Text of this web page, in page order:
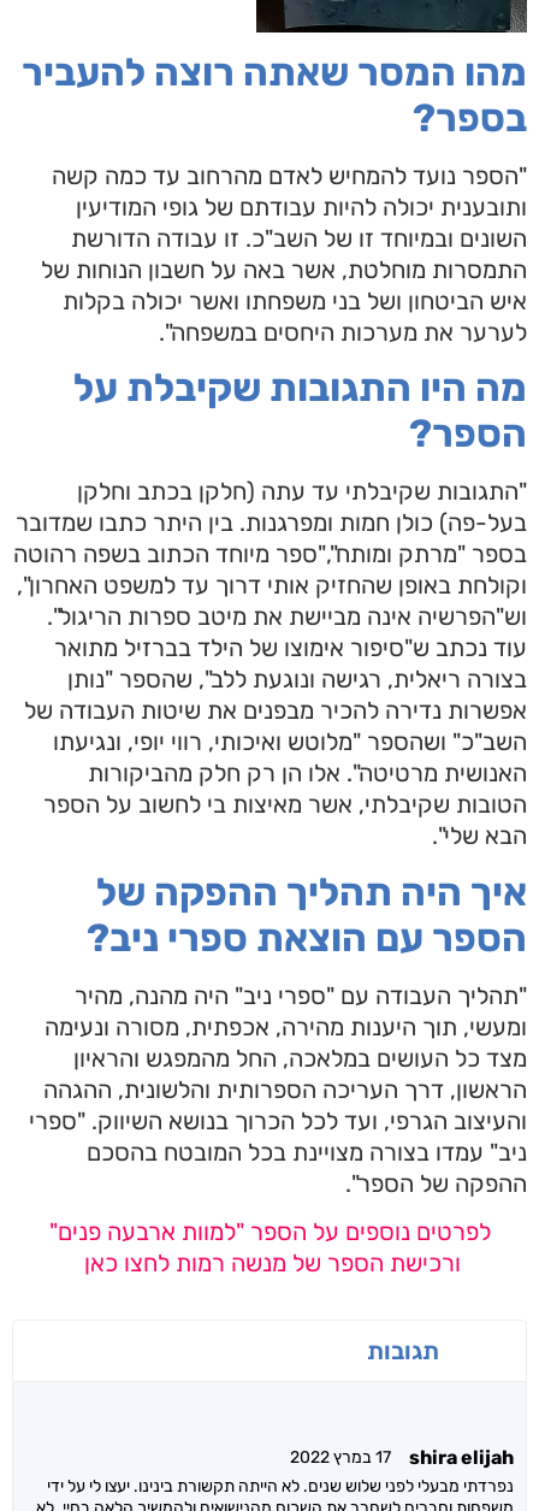
מהו המסר שאתה רוצה להעביר
בספר?
"הספר נועד להמחיש לאדם מהרחוב עד כמה קשה
ותובענית יכולה להיות עבודתם של גופי המודיעין
השונים ובמיוחד זו של השב"כ. זו עבודה הדורשת
התמסרות מוחלטת, אשר באה על חשבון הנוחות של
איש הביטחון ושל בני משפחתו ואשר יכולה בקלות
לערער את מערכות היחסים במשפחה".
מה היו התגובות שקיבלת על
הספר?
"התגובות שקיבלתי עד עתה (חלקן בכתב וחלקן
בעל-פה) כולן חמות ומפרגנות. בין היתר כתבו שמדובר
בספר "מרתק ומותח","ספר מיוחד הכתוב בשפה רהוטה
וקולחת באופן שהחזיק אותי דרוך עד למשפט האחרון",
וש"הפרשיה אינה מביישת את מיטב ספרות הריגול".
עוד נכתב ש"סיפור אימוצו של הילד בברזיל מתואר
בצורה ריאלית, רגישה ונוגעת ללב", שהספר "נותן
אפשרות נדירה להכיר מבפנים את שיטות העבודה של
השב"כ" ושהספר "מלוטש ואיכותי, רווי יופי, ונגיעתו
האנושית מרטיטה". אלו הן רק חלק מהביקורות
הטובות שקיבלתי, אשר מאיצות בי לחשוב על הספר
הבא שלי".
איך היה תהליך ההפקה של
הספר עם הוצאת ספרי ניב?
"תהליך העבודה עם "ספרי ניב" היה מהנה, מהיר
ומעשי, תוך היענות מהירה, אכפתית, מסורה ונעימה
מצד כל העושים במלאכה, החל מהמפגש והראיון
הראשון, דרך העריכה הספרותית והלשונית, ההגהה
והעיצוב הגרפי, ועד לכל הכרוך בנושא השיווק. "ספרי
ניב" עמדו בצורה מצויינת בכל המובטח בהסכם
ההפקה של הספר".
לפרטים נוספים על הספר "למוות ארבעה פנים"
ורכישת הספר של מנשה רמות לחצו כאן
תגובות
shira elijah
17 במרץ 2022
נפרדתי מבעלי לפני שלוש שנים. לא הייתה תקשורת בינינו. יעצו לי על ידי